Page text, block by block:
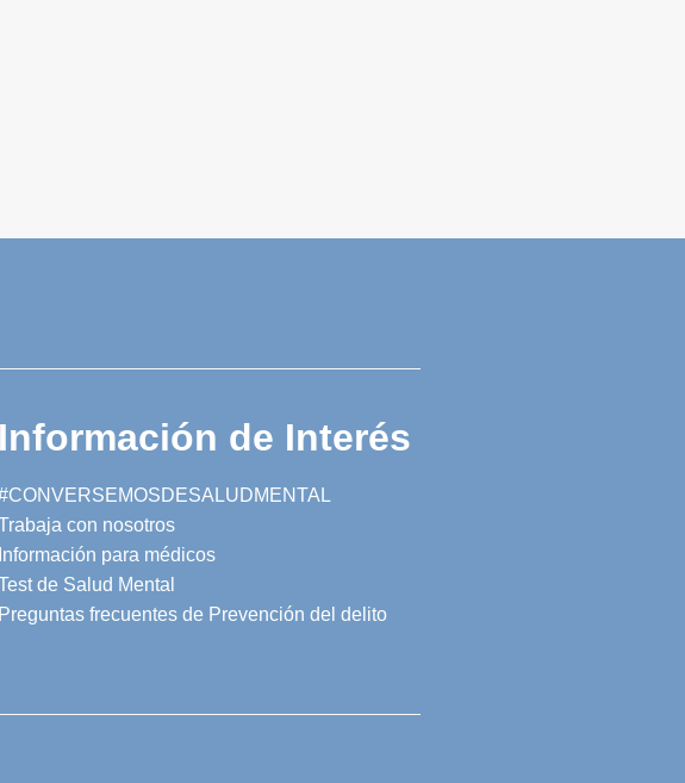
Información de Interés
con nosotros
Información para médicos
de Salud Mental
Preguntas frecuentes de Prevención del delito